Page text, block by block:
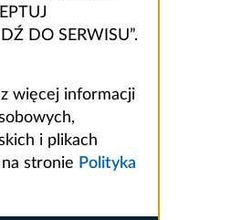
DO SERWISU”.
więcej informacji
i plikach
stronie Polityka